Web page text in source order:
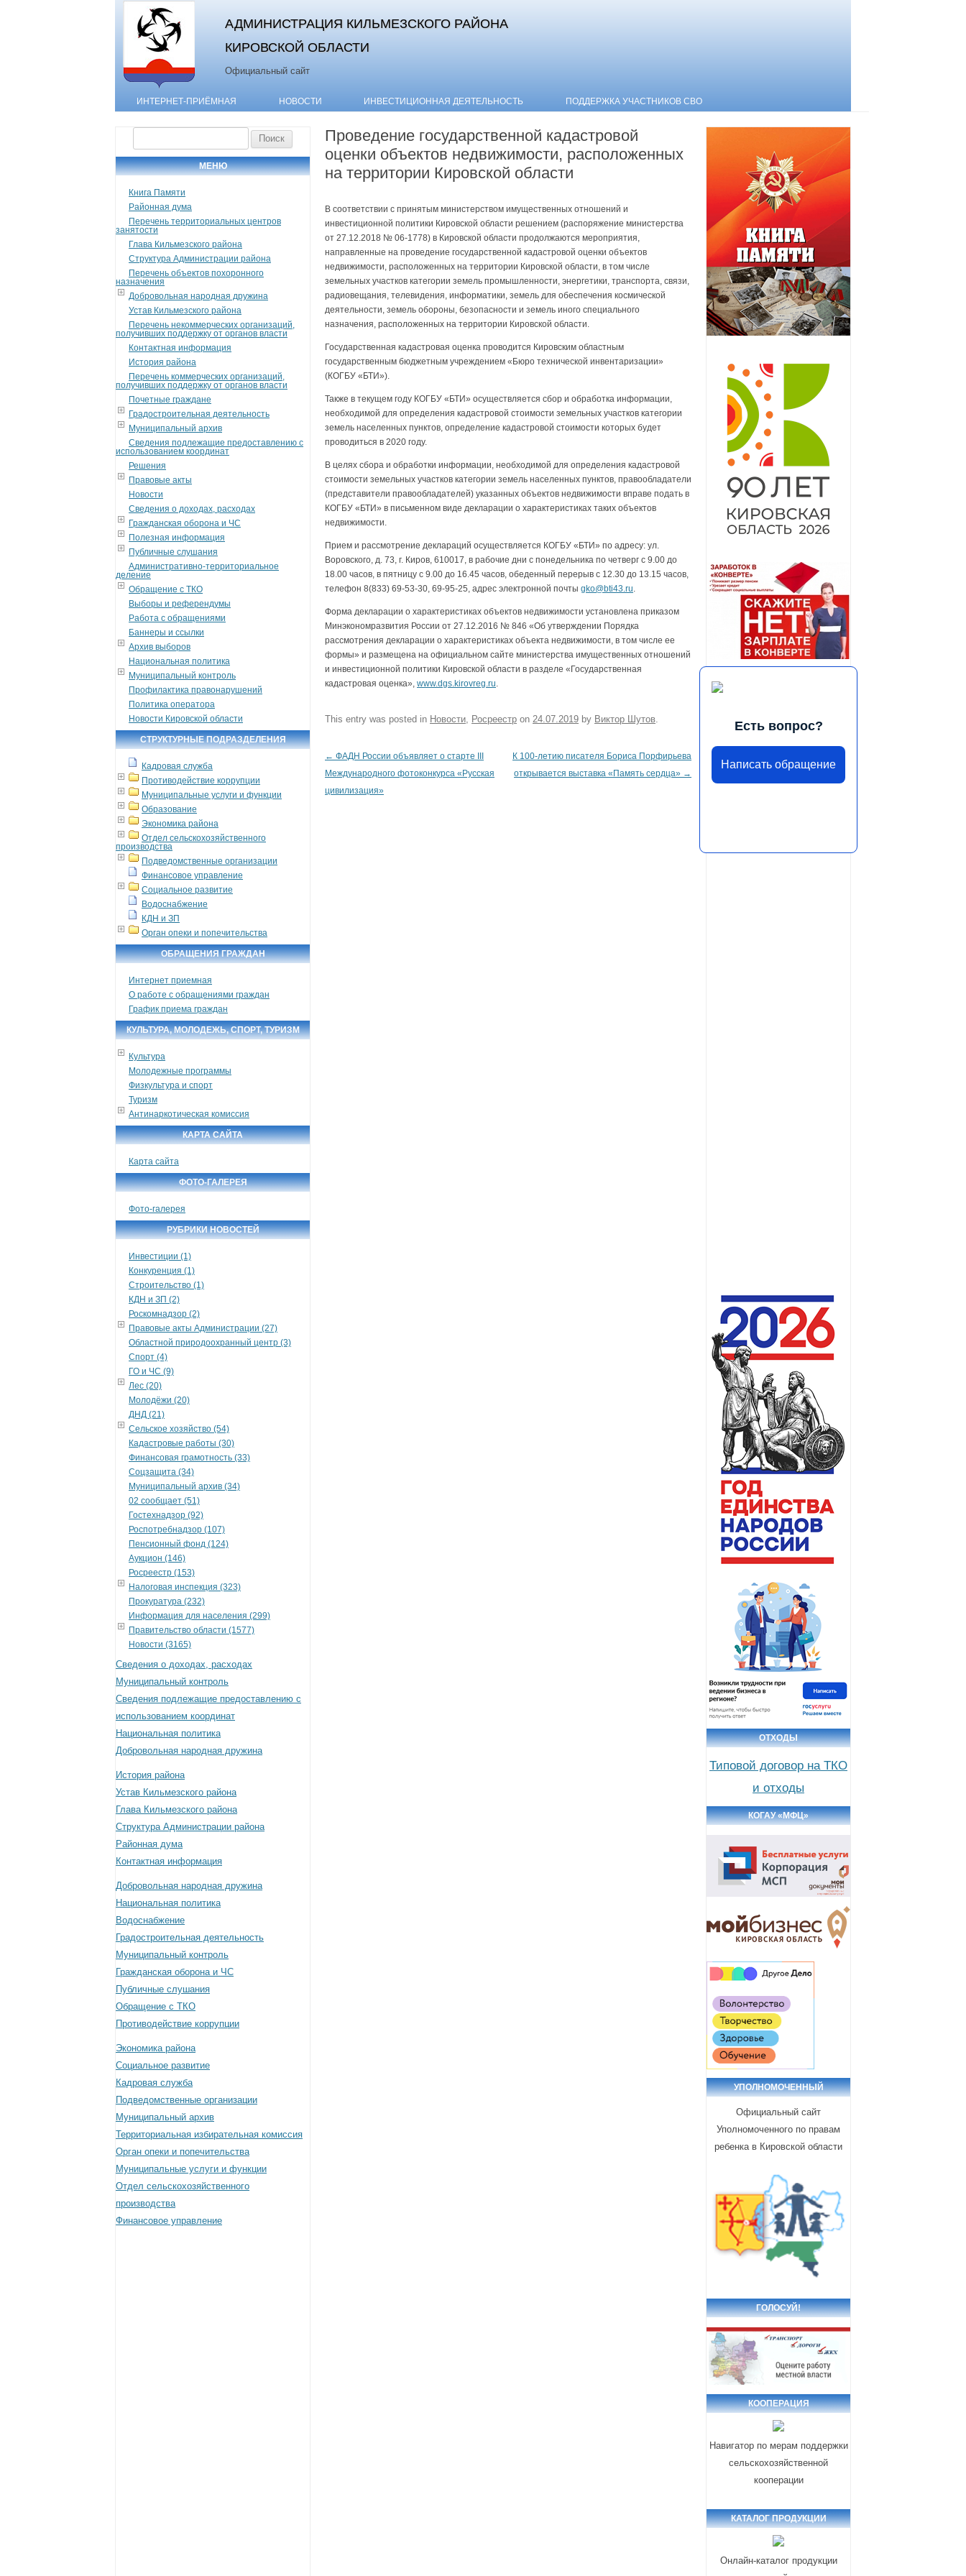
АДМИНИСТРАЦИЯ КИЛЬМЕЗСКОГО РАЙОНА
КИРОВСКОЙ ОБЛАСТИ
Официальный сайт
Skip to content
ИНТЕРНЕТ-ПРИЁМНАЯ НОВОСТИ ИНВЕСТИЦИОННАЯ ДЕЯТЕЛЬНОСТЬ ПОДДЕРЖКА УЧАСТНИКОВ СВО
МЕНЮ
Книга Памяти
Районная дума
Перечень территориальных центров
занятости
Глава Кильмезского района
Структура Администрации района
Перечень объектов похоронного
назначения
Добровольная народная дружина
Устав Кильмезского района
Перечень некоммерческих организаций,
получивших поддержку от органов власти
Контактная информация
История района
Перечень коммерческих организаций,
получивших поддержку от органов власти
Почетные граждане
Градостроительная деятельность
Муниципальный архив
Сведения подлежащие предоставлению с
использованием координат
Решения
Правовые акты
Новости
Сведения о доходах, расходах
Гражданская оборона и ЧС
Полезная информация
Публичные слушания
Административно-территориальное
деление
Обращение с ТКО
Выборы и референдумы
Работа с обращениями
Баннеры и ссылки
Архив выборов
Национальная политика
Муниципальный контроль
Профилактика правонарушений
Политика оператора
Новости Кировской области
СТРУКТУРНЫЕ ПОДРАЗДЕЛЕНИЯ
Кадровая служба
Противодействие коррупции
Муниципальные услуги и функции
Образование
Экономика района
Отдел сельскохозяйственного
производства
Подведомственные организации
Финансовое управление
Социальное развитие
Водоснабжение
КДН и ЗП
Орган опеки и попечительства
ОБРАЩЕНИЯ ГРАЖДАН
Интернет приемная
О работе с обращениями граждан
График приема граждан
КУЛЬТУРА, МОЛОДЕЖЬ, СПОРТ, ТУРИЗМ
Культура
Молодежные программы
Физкультура и спорт
Туризм
Антинаркотическая комиссия
КАРТА САЙТА
Карта сайта
ФОТО-ГАЛЕРЕЯ
Фото-галерея
РУБРИКИ НОВОСТЕЙ
Инвестиции (1)
Конкуренция (1)
Строительство (1)
КДН и ЗП (2)
Роскомнадзор (2)
Правовые акты Администрации (27)
Областной природоохранный центр (3)
Спорт (4)
ГО и ЧС (9)
Лес (20)
Молодёжи (20)
ДНД (21)
Сельское хозяйство (54)
Кадастровые работы (30)
Финансовая грамотность (33)
Соцзащита (34)
Муниципальный архив (34)
02 сообщает (51)
Гостехнадзор (92)
Роспотребнадзор (107)
Пенсионный фонд (124)
Аукцион (146)
Росреестр (153)
Налоговая инспекция (323)
Прокуратура (232)
Информация для населения (299)
Правительство области (1577)
Новости (3165)
Сведения о доходах, расходах
Муниципальный контроль
Сведения подлежащие предоставлению с
использованием координат
Национальная политика
Добровольная народная дружина
История района
Устав Кильмезского района
Глава Кильмезского района
Структура Администрации района
Районная дума
Контактная информация
Добровольная народная дружина
Национальная политика
Водоснабжение
Градостроительная деятельность
Муниципальный контроль
Гражданская оборона и ЧС
Публичные слушания
Обращение с ТКО
Противодействие коррупции
Экономика района
Социальное развитие
Кадровая служба
Подведомственные организации
Муниципальный архив
Территориальная избирательная комиссия
Орган опеки и попечительства
Муниципальные услуги и функции
Отдел сельскохозяйственного
производства
Финансовое управление
Проведение государственной кадастровой
оценки объектов недвижимости, расположенных
на территории Кировской области
В соответствии с принятым министерством имущественных отношений и
инвестиционной политики Кировской области решением (распоряжение министерства
от 27.12.2018 № 06-1778) в Кировской области продолжаются мероприятия,
направленные на проведение государственной кадастровой оценки объектов
недвижимости, расположенных на территории Кировской области, в том числе
земельных участков категории земель промышленности, энергетики, транспорта, связи,
радиовещания, телевидения, информатики, земель для обеспечения космической
деятельности, земель обороны, безопасности и земель иного специального
назначения, расположенных на территории Кировской области.
Государственная кадастровая оценка проводится Кировским областным
государственным бюджетным учреждением «Бюро технической инвентаризации»
(КОГБУ «БТИ»).
Также в текущем году КОГБУ «БТИ» осуществляется сбор и обработка информации,
необходимой для определения кадастровой стоимости земельных участков категории
земель населенных пунктов, определение кадастровой стоимости которых будет
проводиться в 2020 году.
В целях сбора и обработки информации, необходимой для определения кадастровой
стоимости земельных участков категории земель населенных пунктов, правообладатели
(представители правообладателей) указанных объектов недвижимости вправе подать в
КОГБУ «БТИ» в письменном виде декларации о характеристиках таких объектов
недвижимости.
Прием и рассмотрение деклараций осуществляется КОГБУ «БТИ» по адресу: ул.
Воровского, д. 73, г. Киров, 610017, в рабочие дни с понедельника по четверг с 9.00 до
18.00 часов, в пятницу с 9.00 до 16.45 часов, обеденный перерыв с 12.30 до 13.15 часов,
телефон 8(833) 69-53-30, 69-95-25, адрес электронной почты gko@bti43.ru.
Форма декларации о характеристиках объектов недвижимости установлена приказом
Минэкономразвития России от 27.12.2016 № 846 «Об утверждении Порядка
рассмотрения декларации о характеристиках объекта недвижимости, в том числе ее
формы» и размещена на официальном сайте министерства имущественных отношений
и инвестиционной политики Кировской области в разделе «Государственная
кадастровая оценка», www.dgs.kirovreg.ru.
This entry was posted in Новости Росреестр on 24.07.2019 by Виктор Шутов
Post navigation
← ФАДН России объявляет о старте III
Международного фотоконкурса «Русская
цивилизация»
К 100-летию писателя Бориса Порфирьева
открывается выставка «Память сердца» →
Есть вопрос?
Написать обращение
ОТХОДЫ
Типовой договор на ТКО
и отходы
КОГАУ «МФЦ»
УПОЛНОМОЧЕННЫЙ
Официальный сайт
Уполномоченного по правам
ребенка в Кировской области
ГОЛОСУЙ!
КООПЕРАЦИЯ
Навигатор по мерам поддержки
сельскохозяйственной
кооперации
КАТАЛОГ ПРОДУКЦИИ
Онлайн-каталог продукции